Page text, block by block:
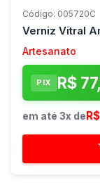
Código: 005720C
Verniz Vitral
Artesanato
PIX R$
em até 3x de